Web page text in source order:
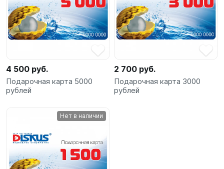
4 500 руб.
Подарочная карта 5000
рублей
2 700 руб.
Подарочная карта 3000
рублей
Нет в наличии